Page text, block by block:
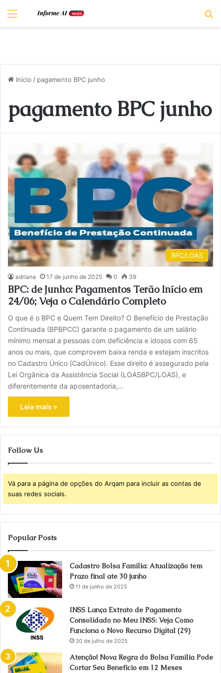
Menu
Início / pagamento BPC junho
pagamento BPC junho
BPC/LOAS
adriana 17 de junho de 2025 0 39
BPC: de Junho: Pagamentos Terão Início em
24/06; Veja o Calendário Completo
O que é o BPC e Quem Tem Direito? O Benefício de Prestação
Continuada (BPBPCC) garante o pagamento de um salário
mínimo mensal a pessoas com deficiência e idosos com 65
anos ou mais, que comprovem baixa renda e estejam inscritos
no Cadastro Único (CadÚnico). Esse direito é assegurado pela
Lei Orgânica da Assistência Social (LOASBPC/LOAS), e
diferentemente da aposentadoria,…
Leia mais »
Follow Us
Vá para a página de opções do Arqam para incluir as contas de
suas redes sociais.
Popular Posts
Cadastro Bolsa Família: Atualização tem
Prazo final ate 30 junho
11 de junho de 2025
INSS Lança Extrato de Pagamento
Consolidado no Meu INSS: Veja Como
Funciona o Novo Recurso Digital (29)
30 de julho de 2025
Atenção! Nova Regra do Bolsa Família Pode
Cortar Seu Benefício em 12 Meses